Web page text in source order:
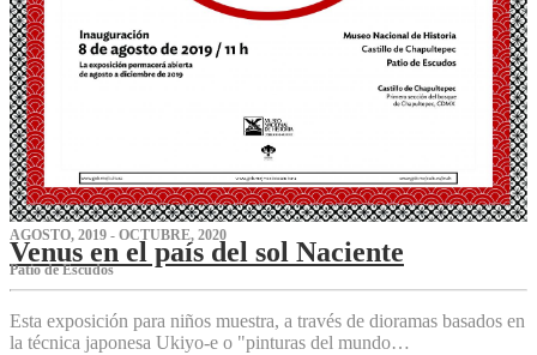
AGOSTO, 2019 - OCTUBRE, 2020
Venus en el país del sol Naciente
P‌atio de Escudos
Esta exposición para niños muestra, a través de dioramas basados en
la técnica japonesa Ukiyo-e o "pinturas del mundo…